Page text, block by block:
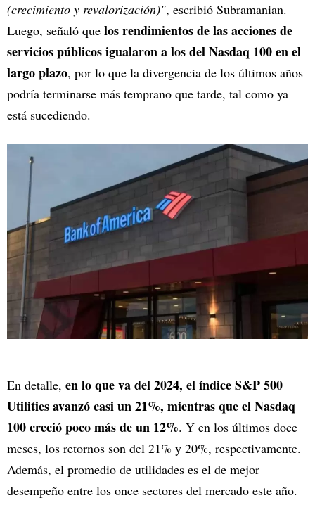
(crecimiento y revalorización)", escribió Subramanian.
Luego, señaló que los rendimientos de las acciones de
servicios públicos igualaron a los del Nasdaq 100 en el
largo plazo, por lo que la divergencia de los últimos años
podría terminarse más temprano que tarde, tal como ya
está sucediendo.
En detalle, en lo que va del 2024, el índice S&P 500
Utilities avanzó casi un 21%, mientras que el Nasdaq
100 creció poco más de un 12%. Y en los últimos doce
meses, los retornos son del 21% y 20%, respectivamente.
Además, el promedio de utilidades es el de mejor
desempeño entre los once sectores del mercado este año.